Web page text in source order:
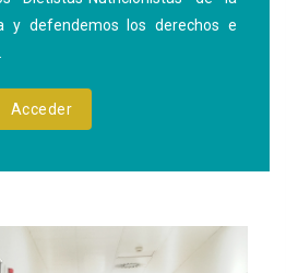
y defendemos los derechos e
Acceder